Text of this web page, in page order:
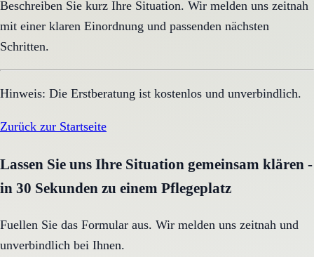
Beschreiben Sie kurz Ihre Situation. Wir melden uns zeitnah
mit einer klaren Einordnung und passenden nächsten
Schritten.
Hinweis: Die Erstberatung ist kostenlos und unverbindlich.
Zurück zur Startseite
Lassen Sie uns Ihre Situation gemeinsam klären -
in 30 Sekunden zu einem Pflegeplatz
Fuellen Sie das Formular aus. Wir melden uns zeitnah und
unverbindlich bei Ihnen.